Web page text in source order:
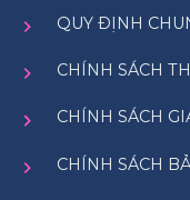
QUY ĐỊNH
CHÍNH SÁCH
CHÍNH SÁCH
CHÍNH SÁCH